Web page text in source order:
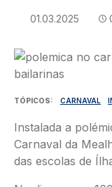
01.03.2025
Imagem
TÓPICOS CARNAVAL
Instalada a
Carnaval da
das escolas de